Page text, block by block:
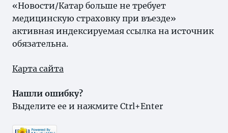
«Новости/Катар больше не требует
медицинскую страховку при въезде»
активная индексируемая ссылка на источник
обязательна.
Карта сайта
Нашли ошибку?
Выделите ее и нажмите Ctrl+Enter